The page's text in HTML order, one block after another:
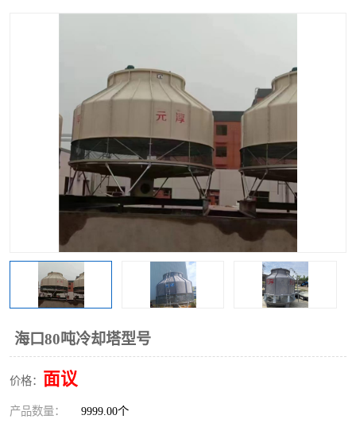
海口80吨冷却塔型号
价格： 面议
产品数量： 9999.00个